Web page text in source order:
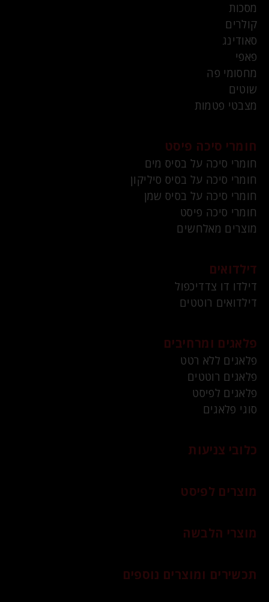
מסכות
קולרים
סאודינג
פאפי
מחסומי פה
שוטים
מצבטי פטמות
חומרי סיכה פיסט
חומרי סיכה על בסיס מים
חומרי סיכה על בסיס סיליקון
חומרי סיכה על בסיס שמן
חומרי סיכה פיסט
מוצרים מאלחשים
דילדואים
דילדו דו צדדיכפול
דילדואים רוטטים
פלאגים ומרחיבים
פלאגים ללא רטט
פלאגים רוטטים
פלאגים לפיסט
סוגי פלאגים
כלובי צניעות
מוצרים לפיסט
מוצרי הלבשה
תכשירים ומוצרים נוספים